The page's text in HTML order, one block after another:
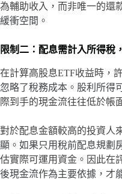
為輔助收入，而非唯一的還
緩衝空間。
限制二：配息需計入所得稅
在計算高股息ETF收益時，
忽略了稅務成本。股利所得
際到手的現金流往往低於帳
對於配息金額較高的投資人
顯。如果只用稅前配息規劃
估實際可運用資金。因此在
後現金流作為主要依據，才